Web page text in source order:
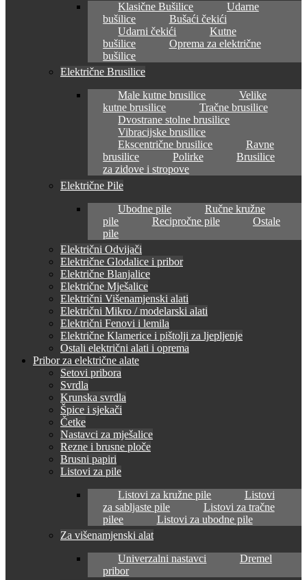
Klasične Bušilice
Udarne
bušilice
Bušaći čekići
Udarni čekići
Kutne
bušilice
Oprema za električne
bušilice
Električne Brusilice
Male kutne brusilice
Velike
kutne brusilice
Tračne brusilice
Dvostrane stolne brusilice
Vibracijske brusilice
Ekscentrične brusilice
Ravne
brusilice
Polirke
Brusilice
za zidove i stropove
Električne Pile
Ubodne pile
Ručne kružne
pile
Recipročne pile
Ostale
pile
Električni Odvijači
Električne Glodalice i pribor
Električne Blanjalice
Električne Mješalice
Električni Višenamjenski alati
Električni Mikro / modelarski alati
Električni Fenovi i lemila
Električne Klamerice i pištolji za ljepljenje
Ostali električni alati i oprema
Pribor za električne alate
Setovi pribora
Svrdla
Krunska svrdla
Špice i sjekači
Četke
Nastavci za mješalice
Rezne i brusne ploče
Brusni papiri
Listovi za pile
Listovi za kružne pile
Listovi
za sabljaste pile
Listovi za tračne
pilee
Listovi za ubodne pile
Za višenamjenski alat
Univerzalni nastavci
Dremel
pribor